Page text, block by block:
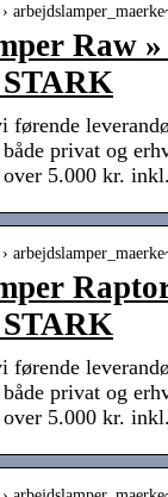
Raw
førende
privat og
5.000 kr.
førende
privat og
5.000 kr.